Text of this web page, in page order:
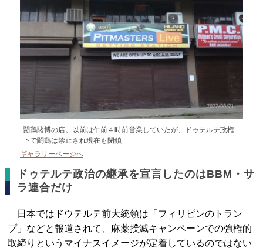
闘鶏賭博の店。以前は午前４時前営業していたが、ドゥテルテ政権
下で闘鶏は禁止され現在も閉鎖
ギャラリーページへ
ドゥテルテ政治の継承を宣言したのはBBM・サ
ラ連合だけ
日本ではドウテルテ前大統領は「フィリピンのトラン
プ」などと報道されて、麻薬撲滅キャンペーンでの強権的
取締りというマイナスイメージが定着しているのではない